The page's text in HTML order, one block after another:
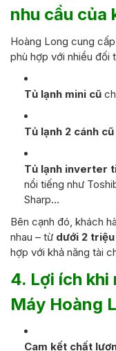
nhu cầu của
Hoàng Long cung
phù hợp với nhiều đối
Tủ lạnh mini cũ
Tủ lạnh 2 cánh cũ
Tủ lạnh inverter
nổi tiếng như
Sharp…
Bên cạnh đó, khách
nhau – từ dưới 2
hợp với khả năng tài
4. Lợi ích
Máy Hoàng
Cam kết chất